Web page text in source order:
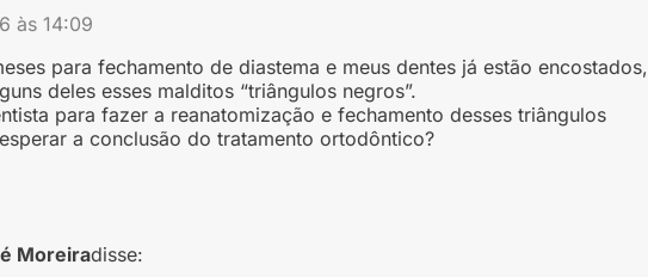
às 14:09
para fechamento de diastema e meus dentes já estão encostados,
deles esses malditos “triângulos negros”.
para fazer a reanatomização e fechamento desses triângulos
a conclusão do tratamento ortodôntico?
Moreiradisse: